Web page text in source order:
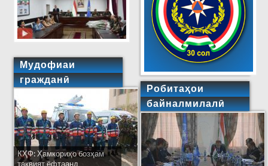
Мудофиаи
гражданӣ
КҲФ: Ҳамкориҳо бозҳам
тақвият ёфтаанд
Робитаҳои
байналмилалӣ